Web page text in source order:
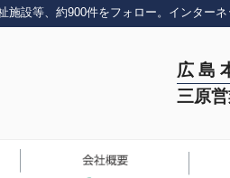
設等、約900件をフォロー。インターネ
広 島
三原